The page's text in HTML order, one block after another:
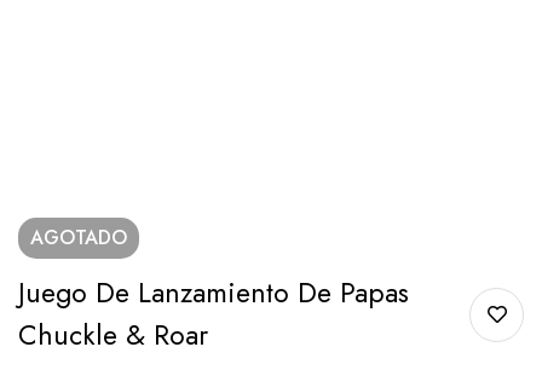
AGOTADO
Juego De Lanzamiento De Papas
Chuckle & Roar